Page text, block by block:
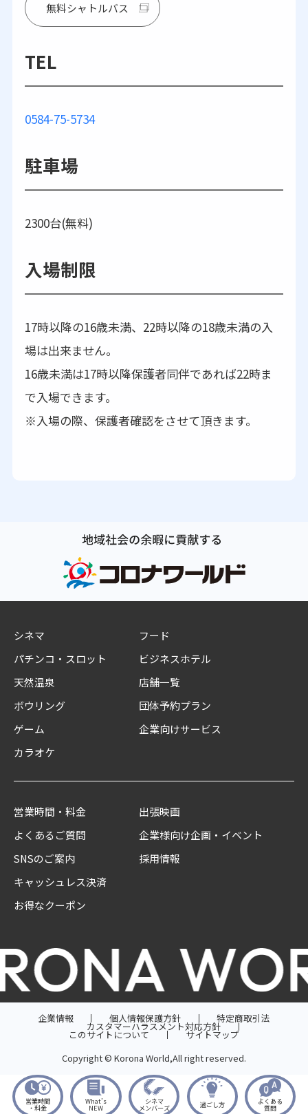
無料シャトルバス
TEL
0584-75-5734
駐車場
2300台(無料)
入場制限
17時以降の16歳未満、22時以降の18歳未満の入
場は出来ません。
16歳未満は17時以降保護者同伴であれば22時ま
で入場できます。
※入場の際、保護者確認をさせて頂きます。
シネマ
パチンコ・スロット
天然温泉
ボウリング
ゲーム
カラオケ
フード
ビジネスホテル
店舗一覧
団体予約プラン
企業向けサービス
営業時間・料金
よくあるご質問
SNSのご案内
キャッシュレス決済
お得なクーポン
出張映画
企業様向け企画・イベント
採用情報
企業情報 個人情報保護方針 特定商取引法
カスタマーハラスメント対応方針
このサイトについて
サイトマップ
Copyright © Korona World,All right reserved.
営業時間
・料金
What’s
NEW
シネマ
メンバーズ 過ごし方 よくある
質問